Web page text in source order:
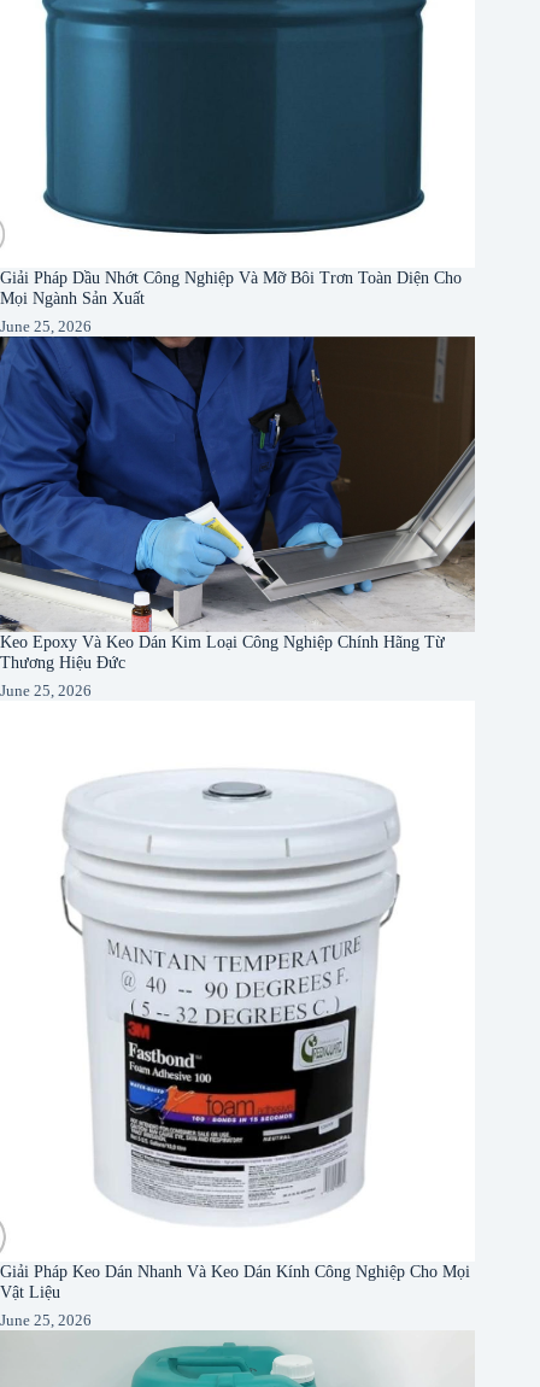
Giải Pháp Dầu Nhớt Công Nghiệp Và Mỡ Bôi Trơn Toàn Diện Cho
Mọi Ngành Sản Xuất
June 25, 2026
Keo Epoxy Và Keo Dán Kim Loại Công Nghiệp Chính Hãng Từ
Thương Hiệu Đức
June 25, 2026
Giải Pháp Keo Dán Nhanh Và Keo Dán Kính Công Nghiệp Cho Mọi
Vật Liệu
June 25, 2026